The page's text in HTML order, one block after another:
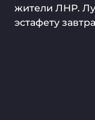
жители ЛНР.
эстафету